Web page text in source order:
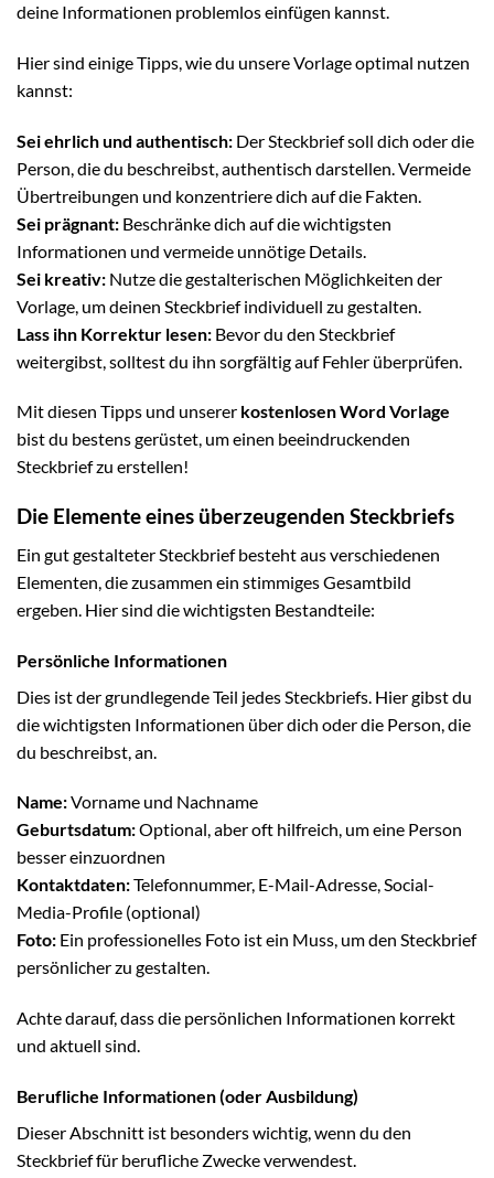
deine Informationen problemlos einfügen kannst.
Hier sind einige Tipps, wie du unsere Vorlage optimal nutzen
kannst:
Sei ehrlich und authentisch: Der Steckbrief soll dich oder die
Person, die du beschreibst, authentisch darstellen. Vermeide
Übertreibungen und konzentriere dich auf die Fakten.
Sei prägnant: Beschränke dich auf die wichtigsten
Informationen und vermeide unnötige Details.
Sei kreativ: Nutze die gestalterischen Möglichkeiten der
Vorlage, um deinen Steckbrief individuell zu gestalten.
Lass ihn Korrektur lesen: Bevor du den Steckbrief
weitergibst, solltest du ihn sorgfältig auf Fehler überprüfen.
Mit diesen Tipps und unserer kostenlosen Word Vorlage
bist du bestens gerüstet, um einen beeindruckenden
Steckbrief zu erstellen!
Die Elemente eines überzeugenden Steckbriefs
Ein gut gestalteter Steckbrief besteht aus verschiedenen
Elementen, die zusammen ein stimmiges Gesamtbild
ergeben. Hier sind die wichtigsten Bestandteile:
Persönliche Informationen
Dies ist der grundlegende Teil jedes Steckbriefs. Hier gibst du
die wichtigsten Informationen über dich oder die Person, die
du beschreibst, an.
Name:Vorname und Nachname
Geburtsdatum:Optional, aber oft hilfreich, um eine Person
besser einzuordnen
Kontaktdaten:Telefonnummer, E-Mail-Adresse, Social-
Media-Profile (optional)
Foto: Ein professionelles Foto ist ein Muss, um den Steckbrief
persönlicher zu gestalten.
Achte darauf, dass die persönlichen Informationen korrekt
und aktuell sind.
Berufliche Informationen (oder Ausbildung)
Dieser Abschnitt ist besonders wichtig, wenn du den
Steckbrief für berufliche Zwecke verwendest.